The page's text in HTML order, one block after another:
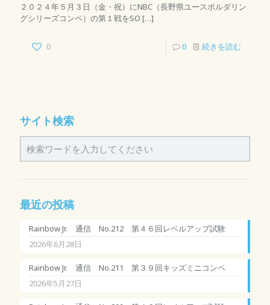
２０２４年５月３日（金・祝）にNBC（長野県ユースボルダリン
グシリーズコンペ）の第１戦をSO […]
0 0 続きを読む
サイト検索
最近の投稿
Rainbow Jr. 通信 No.212 第４６回レベルアップ試験
2026年6月28日
Rainbow Jr. 通信 No.211 第３９回キッズミニコンペ
2026年5月27日